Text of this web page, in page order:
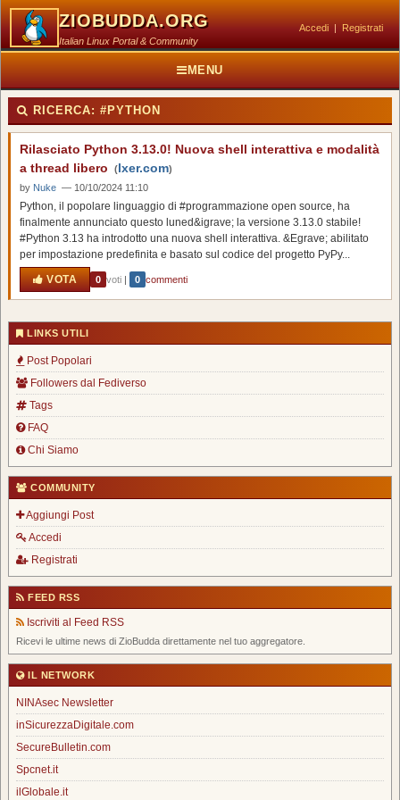
ZIOBUDDA.ORG
Italian Linux Portal & Community
Accedi | Registrati
MENU
RICERCA: #PYTHON
Rilasciato Python 3.13.0! Nuova shell interattiva e modalità
a thread libero
(lxer.com)
by Nuke — 10/10/2024 11:10
Python, il popolare linguaggio di #programmazione open source, ha
finalmente annunciato questo luned&igrave; la versione 3.13.0 stabile!
#Python 3.13 ha introdotto una nuova shell interattiva. &Egrave; abilitato
per impostazione predefinita e basato sul codice del progetto PyPy...
VOTA
0 voti | 0 commenti
LINKS UTILI
Post Popolari
Followers dal Fediverso
Tags
FAQ
Chi Siamo
COMMUNITY
Aggiungi Post
Accedi
Registrati
FEED RSS
Iscriviti al Feed RSS
Ricevi le ultime news di ZioBudda direttamente nel tuo aggregatore.
IL NETWORK
NINAsec Newsletter
inSicurezzaDigitale.com
SecureBulletin.com
Spcnet.it
ilGlobale.it